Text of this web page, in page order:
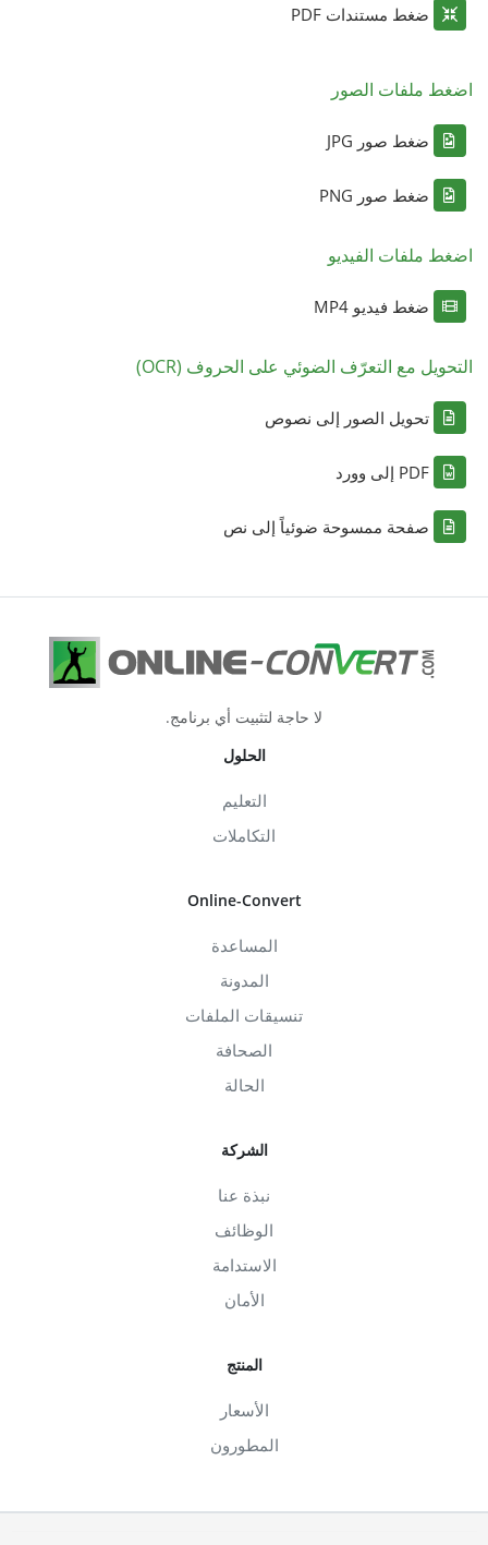
ضغط مستندات PDF
اضغط ملفات الصور
ضغط صور JPG
ضغط صور PNG
اضغط ملفات الفيديو
ضغط فيديو MP4
التحويل مع التعرّف الضوئي على الحروف (OCR)
تحويل الصور إلى نصوص
PDF إلى وورد
صفحة ممسوحة ضوئياً إلى نص
لا حاجة لتثبيت أي برنامج.
الحلول
التعليم
التكاملات
Online-Convert
المساعدة
المدونة
تنسيقات الملفات
الصحافة
الحالة
الشركة
نبذة عنا
الوظائف
الاستدامة
الأمان
المنتج
الأسعار
المطورون